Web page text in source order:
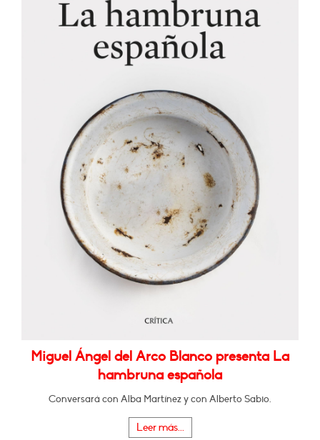
Miguel Ángel del Arco Blanco presenta La
hambruna española
Conversará con Alba Martínez y con Alberto Sabio.
Leer más...